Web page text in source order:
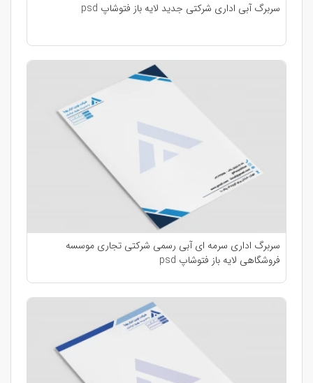
سربرگ آبی اداری شرکتی جدید لایه باز فتوشاپ psd
سربرگ اداری سرمه ای آبی رسمی شرکتی تجاری موسسه
فروشگاهی لایه باز فتوشاپ psd